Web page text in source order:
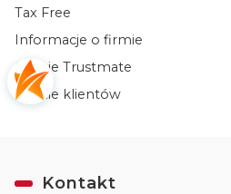
Tax Free
Informacje o firmie
Opinie Trustmate
Opinie klientów
Kontakt